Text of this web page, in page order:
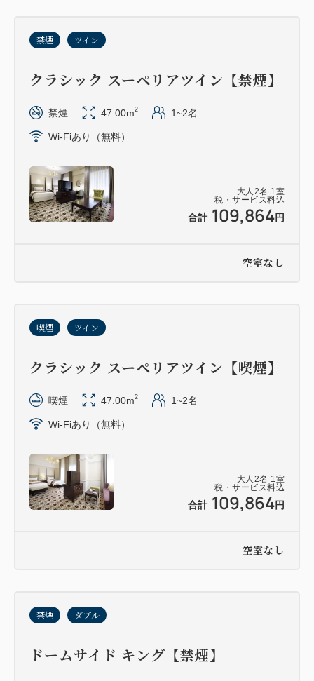
大人 2名 1 室
税・サービス料込
合計 109,864円
禁煙 ツイン
クラシック スーペリアツイン【禁煙】
禁煙 47.00m2 1~2名
Wi-Fiあり（無料）
空室なし
大人 2名 1 室
税・サービス料込
合計 109,864円
喫煙 ツイン
クラシック スーペリアツイン【喫煙】
喫煙 47.00m2 1~2名
Wi-Fiあり（無料）
空室なし
禁煙 ダブル
ドームサイド キング【禁煙】